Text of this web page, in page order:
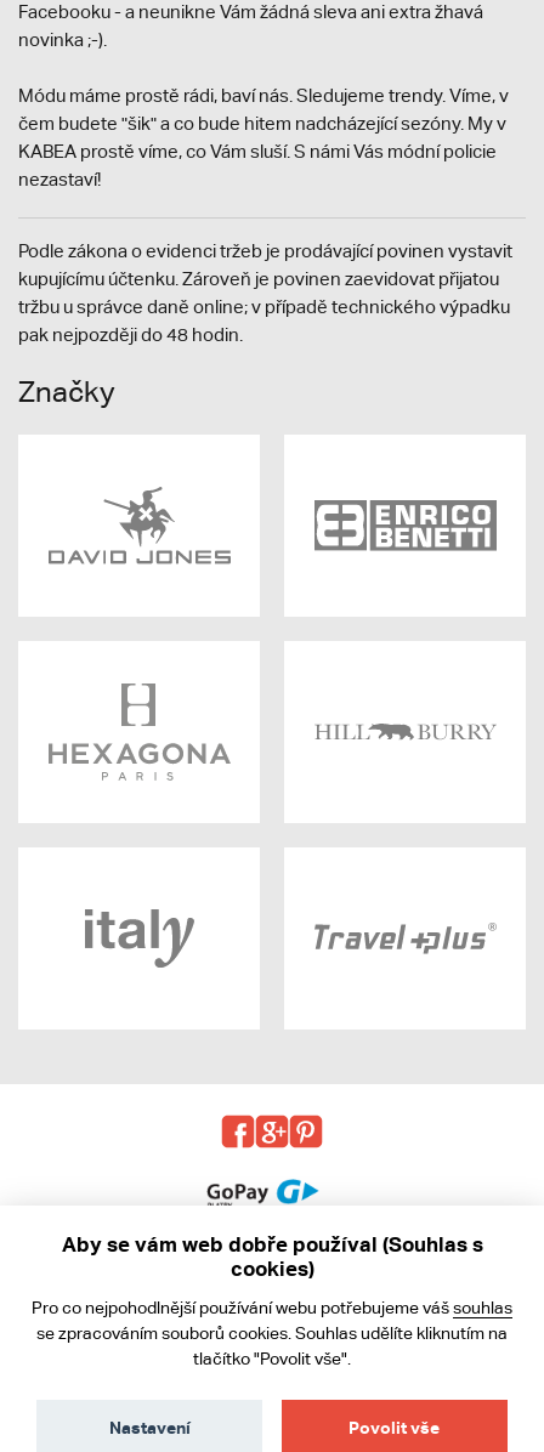
Facebooku - a neunikne Vám žádná sleva ani extra žhavá
novinka ;-).
Módu máme prostě rádi, baví nás. Sledujeme trendy. Víme, v
čem budete "šik" a co bude hitem nadcházející sezóny. My v
KABEA prostě víme, co Vám sluší. S námi Vás módní policie
nezastaví!
Podle zákona o evidenci tržeb je prodávající povinen vystavit
kupujícímu účtenku. Zároveň je povinen zaevidovat přijatou
tržbu u správce daně online; v případě technického výpadku
pak nejpozději do 48 hodin.
Značky
Obchodní podmínky
Ochrana osobních údajů
Aby se vám web dobře používal (Souhlas s
cookies)
Pro co nejpohodlnější používání webu potřebujeme vášsouhlas
se zpracováním souborů cookies. Souhlas udělíte kliknutím na
tlačítko "Povolit vše".
Povolit vše
Nastavení